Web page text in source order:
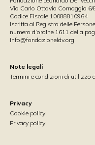
Via Carlo Ottavio Cornaggia
Codice Fiscale 10088810964
Iscritta al Registro delle
numero d’ordine 1611 della
info@fondazioneldv.org
Note legali
Termini e condizioni di utilizzo
Privacy
Cookie policy
Privacy policy